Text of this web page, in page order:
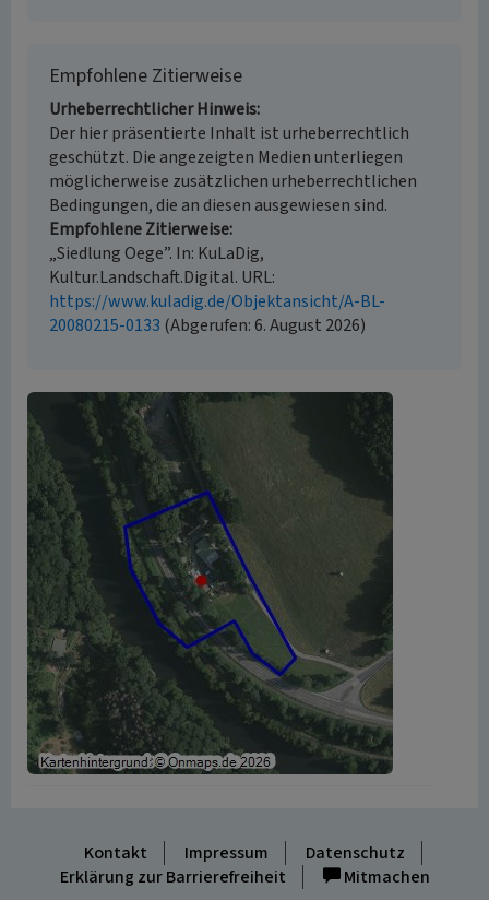
Empfohlene Zitierweise
Urheberrechtlicher Hinweis
Der hier präsentierte Inhalt ist urheberrechtlich
geschützt. Die angezeigten Medien unterliegen
möglicherweise zusätzlichen urheberrechtlichen
Bedingungen, die an diesen ausgewiesen sind.
Empfohlene Zitierweise
„Siedlung Oege”. In: KuLaDig,
Kultur.Landschaft.Digital. URL:
https://www.kuladig.de/Objektansicht/A-BL-
20080215-0133 (Abgerufen: 6. August 2026)
Kontakt Impressum
Datenschutz
Erklärung zur Barrierefreiheit
Mitmachen